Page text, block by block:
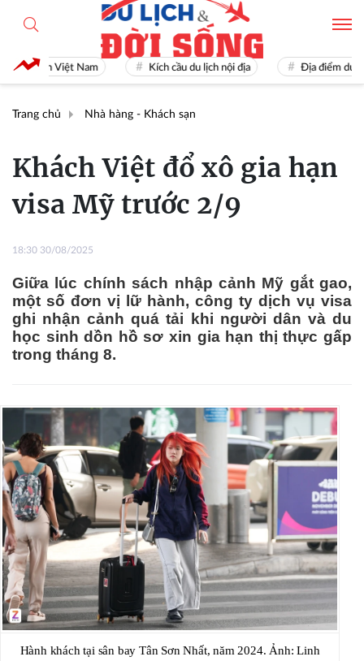
Du lịch Việt Nam Kích cầu du lịch nội địa Địa điểm du lịch
Trang chủ Nhà hàng - Khách sạn
Khách Việt đổ xô gia hạn
visa Mỹ trước 2/9
18:30 30/08/2025
Giữa lúc chính sách nhập cảnh Mỹ gắt gao,
một số đơn vị lữ hành, công ty dịch vụ visa
ghi nhận cảnh quá tải khi người dân và du
học sinh dồn hồ sơ xin gia hạn thị thực gấp
trong tháng 8.
Hành khách tại sân bay Tân Sơn Nhất, năm 2024. Ảnh: Linh